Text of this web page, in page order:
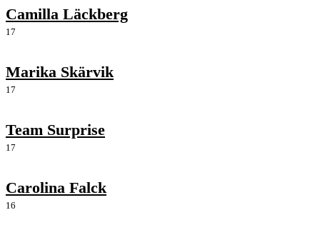
Camilla Läckberg
17
Marika Skärvik
17
Team Surprise
17
Carolina Falck
16